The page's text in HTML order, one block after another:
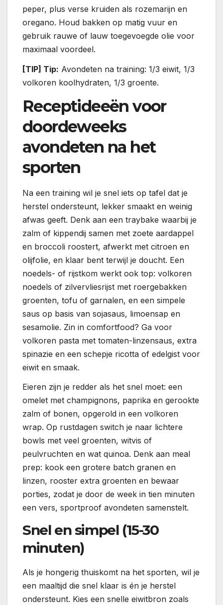
peper, plus verse kruiden als rozemarijn en
oregano. Houd bakken op matig vuur en
gebruik rauwe of lauw toegevoegde olie voor
maximaal voordeel.
[TIP] Tip: Avondeten na training: 1/3 eiwit, 1/3
volkoren koolhydraten, 1/3 groente.
Receptideeën voor
doordeweeks
avondeten na het
sporten
Na een training wil je snel iets op tafel dat je
herstel ondersteunt, lekker smaakt en weinig
afwas geeft. Denk aan een traybake waarbij je
zalm of kippendij samen met zoete aardappel
en broccoli roostert, afwerkt met citroen en
olijfolie, en klaar bent terwijl je doucht. Een
noedels- of rijstkom werkt ook top: volkoren
noedels of zilvervliesrijst met roergebakken
groenten, tofu of garnalen, en een simpele
saus op basis van sojasaus, limoensap en
sesamolie. Zin in comfortfood? Ga voor
volkoren pasta met tomaten-linzensaus, extra
spinazie en een schepje ricotta of edelgist voor
eiwit en smaak.
Eieren zijn je redder als het snel moet: een
omelet met champignons, paprika en gerookte
zalm of bonen, opgerold in een volkoren
wrap. Op rustdagen switch je naar lichtere
bowls met veel groenten, witvis of
peulvruchten en wat quinoa. Denk aan meal
prep: kook een grotere batch granen en
linzen, rooster extra groenten en bewaar
porties, zodat je door de week in tien minuten
een vers, sportproof avondeten samenstelt.
Snel en simpel (15-30
minuten)
Als je hongerig thuiskomt na het sporten, wil je
een maaltijd die snel klaar is én je herstel
ondersteunt. Kies een snelle eiwitbron zoals